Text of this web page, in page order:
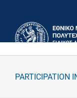
περιεχόμενο
PARTICIPATION